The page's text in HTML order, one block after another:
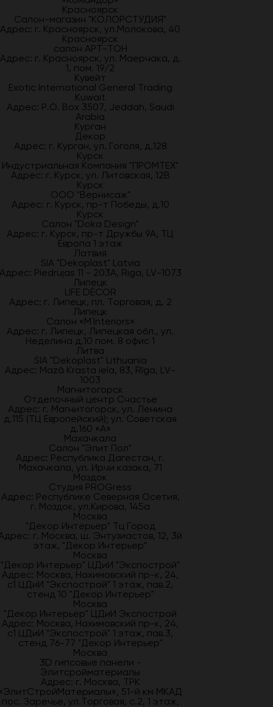
Красноярск
Салон-магазин "КОЛОРСТУДИЯ"
Адрес: г. Красноярск, ул.Молокова, 40
Красноярск
салон АРТ-ТОН
Адрес: г. Красноярск, ул. Маерчака, д.
1, пом. 19/2
Кувейт
Exotic International General Trading
Kuwait
Адрес: P.O. Box 3507, Jeddah, Saudi
Arabia
Курган
Декор
Адрес: г. Курган, ул. Гоголя, д.128
Курск
Индустриальная Компания "ПРОМТЕХ"
Адрес: г. Курск, ул. Литовская, 12В
Курск
ООО "Вернисаж"
Адрес: г. Курск, пр-т Победы, д.10
Курск
Салон "Doka Design"
Адрес: г. Курск, пр-т Дружбы 9А, ТЦ
Европа 1 этаж
Латвия
SIA "Dekoplast" Latvia
Piedrujas 11 - 203A, Riga, LV-1073
Липецк
LIFE DÉCOR
Адрес: г. Липецк, пл. Торговая, д. 2
Липецк
Салон «M`Interiors»
Адрес: г. Липецк, Липецкая обл., ул.
Неделина д.10 пом. 8 офис 1
Литва
SIA "Dekoplast" Lithuania
Адрес: Mazā Krasta iela, 83, Rīga, LV-
1003
Магнитогорск
Отделочный центр Счастье
Адрес: г. Магнитогорск, ул. Ленина
д.115 (ТЦ Европейский); ул. Советская
д.160 «А»
Махачкала
Салон "Элит Пол"
Адрес: Республика Дагестан, г.
Махачкала, ул. Ирчи казака, 71
Моздок
Студия PROGress
Адрес: Республике Северная Осетия,
г. Моздок, ул.Кирова, 145а
Москва
"Декор Интерьер" Тц Город
г. Москва, ш. Энтузиастов, 12, 3й
этаж, "Декор Интерьер"
Москва
"Декор Интерьер" ЦДиИ "Экспострой"
Адрес: Москва, Нахимовский пр-к, 24,
с1 ЦДиИ "Экспострой" 1 этаж, пав.2,
стенд 10 "Декор Интерьер"
Москва
"Декор Интерьер" ЦДиИ Экспострой
Адрес: Москва, Нахимовский пр-к, 24,
с1 ЦДиИ "Экспострой" 1 этаж, пав.3,
стенд 76-77 "Декор Интерьер"
Москва
3D гипсовые панели -
Элитсройматериалы
Адрес: г. Москва, ТРК
51-й км МКАД
пос. Заречье, ул.Торговая, с.2, 1 этаж,